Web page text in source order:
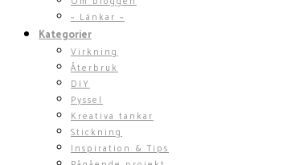
~ Länkar ~
Kategorier
Virkning
Återbruk
DIY
Pyssel
Kreativa tankar
Stickning
Inspiration & Tips